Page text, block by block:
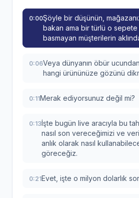
0:00Şöyle bir düşünün,
bakan ama bir türlü o
basmayan müşterilerin
0:06Veya dünyanın öbür
hangi ürününüze gözünü
0:11Merak ediyorsunuz değil mi?
0:13İşte bugün live aracıyla bu
nasıl son vereceğimizi ve
anlık olarak nasıl
göreceğiz.
0:21Evet, işte o milyon dolarlık